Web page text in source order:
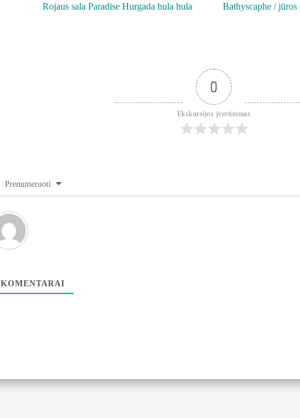
Rojaus sala Paradise Hurgada hula hula Bathyscaphe /
0
Ekskursijos įvertinimas
Prenumeruoti
KOMENTARAI